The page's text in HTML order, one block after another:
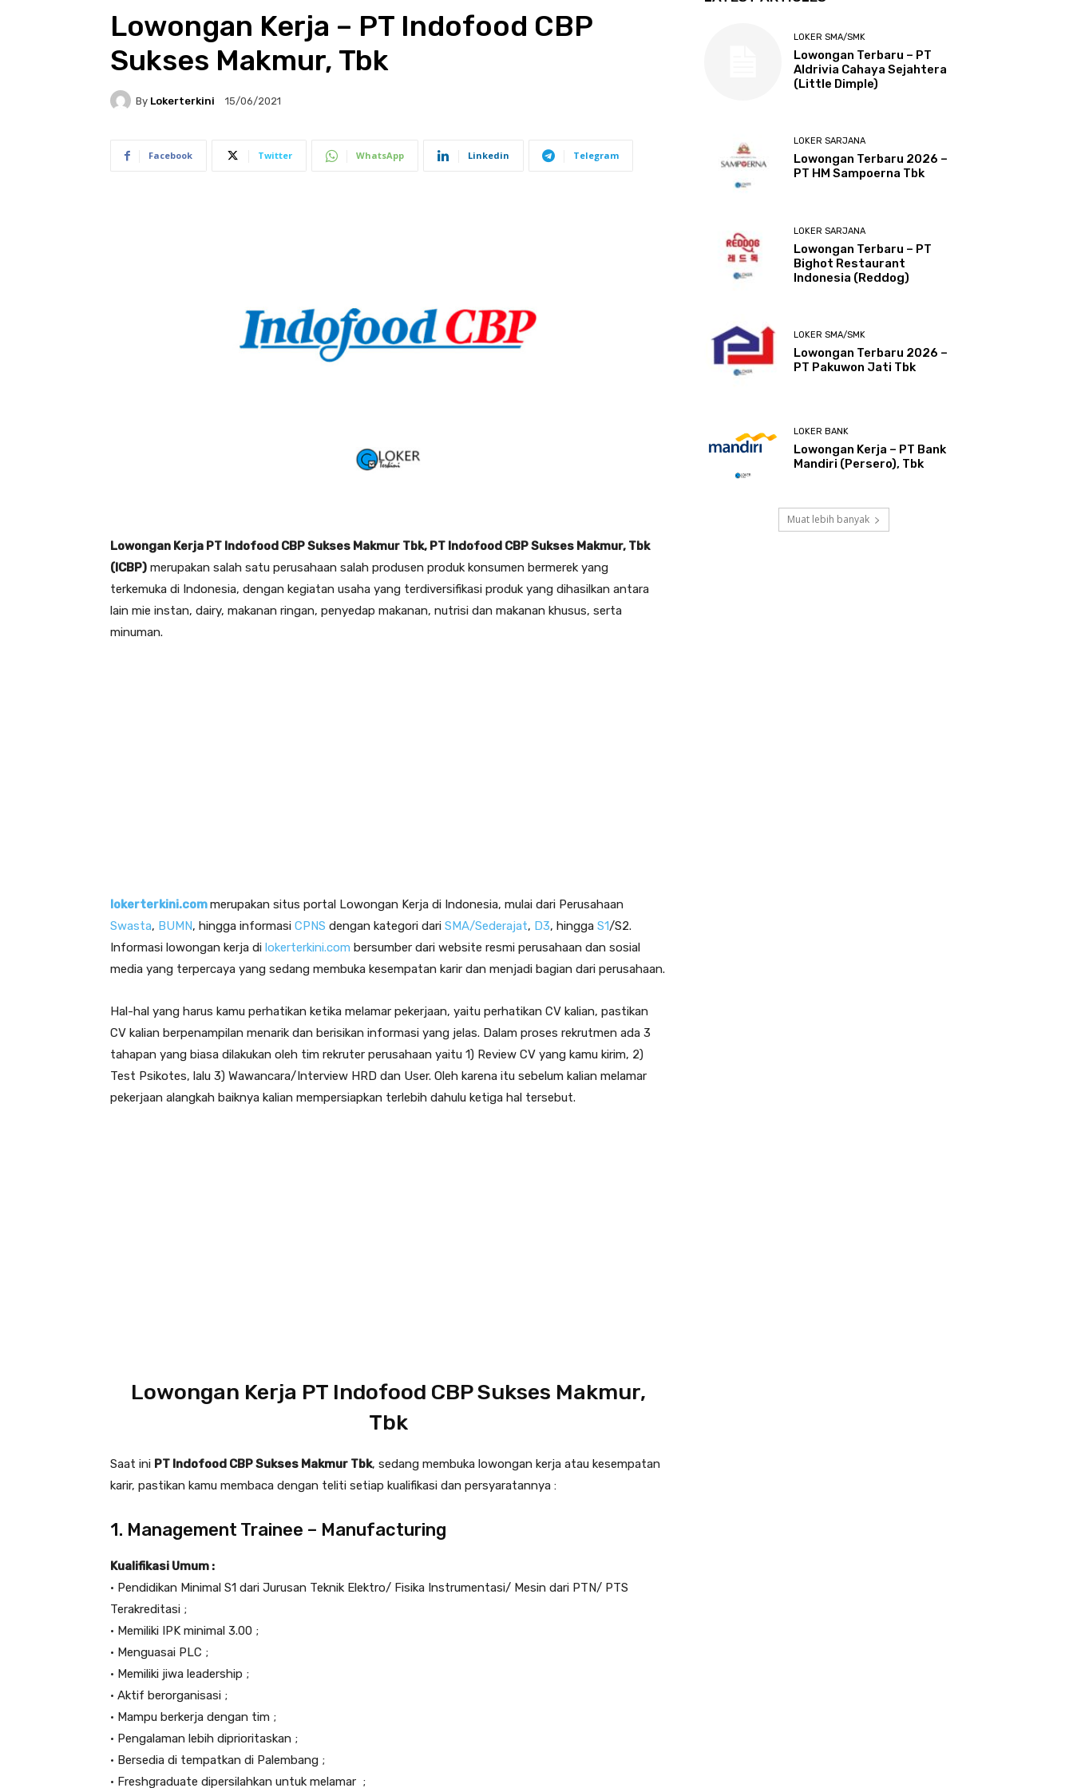
Lowongan Kerja – PT Indofood CBP
Sukses Makmur, Tbk
By Lokerterkini 15/06/2021
Facebook Twitter WhatsApp Linkedin Telegram
Lowongan Kerja PT Indofood CBP Sukses Makmur Tbk, PT Indofood CBP Sukses Makmur, Tbk
(ICBP) merupakan salah satu perusahaan salah produsen produk konsumen bermerek yang
terkemuka di Indonesia, dengan kegiatan usaha yang terdiversifikasi produk yang dihasilkan antara
lain mie instan, dairy, makanan ringan, penyedap makanan, nutrisi dan makanan khusus, serta
minuman.
lokerterkini.commerupakan situs portal Lowongan Kerja di Indonesia, mulai dari Perusahaan
Swasta, BUMN, hingga informasi CPNS dengan kategori dari SMA/Sederajat, D3, hingga S1/S2.
Informasi lowongan kerja di lokerterkini.com bersumber dari website resmi perusahaan dan sosial
media yang terpercaya yang sedang membuka kesempatan karir dan menjadi bagian dari perusahaan.
Hal-hal yang harus kamu perhatikan ketika melamar pekerjaan, yaitu perhatikan CV kalian, pastikan
CV kalian berpenampilan menarik dan berisikan informasi yang jelas. Dalam proses rekrutmen ada 3
tahapan yang biasa dilakukan oleh tim rekruter perusahaan yaitu 1) Review CV yang kamu kirim, 2)
Test Psikotes, lalu 3) Wawancara/Interview HRD dan User. Oleh karena itu sebelum kalian melamar
pekerjaan alangkah baiknya kalian mempersiapkan terlebih dahulu ketiga hal tersebut.
Lowongan Kerja PT Indofood CBP Sukses Makmur,
Tbk
Saat ini PT Indofood CBP Sukses Makmur Tbk, sedang membuka lowongan kerja atau kesempatan
karir, pastikan kamu membaca dengan teliti setiap kualifikasi dan persyaratannya :
1. Management Trainee – Manufacturing
Kualifikasi Umum :
• Pendidikan Minimal S1 dari Jurusan Teknik Elektro/ Fisika Instrumentasi/ Mesin dari PTN/ PTS
Terakreditasi ;
• Memiliki IPK minimal 3.00 ;
• Menguasai PLC ;
• Memiliki jiwa leadership ;
• Aktif berorganisasi ;
• Mampu berkerja dengan tim ;
• Pengalaman lebih diprioritaskan ;
• Bersedia di tempatkan di Palembang ;
• Freshgraduate dipersilahkan untuk melamar ;
LOKER SMA/SMK
Lowongan Terbaru – PT
Aldrivia Cahaya Sejahtera
(Little Dimple)
LOKER SARJANA
Lowongan Terbaru 2026 –
PT HM Sampoerna Tbk
LOKER SARJANA
Lowongan Terbaru – PT
Bighot Restaurant
Indonesia (Reddog)
LOKER SMA/SMK
Lowongan Terbaru 2026 –
PT Pakuwon Jati Tbk
LOKER BANK
Lowongan Kerja – PT Bank
Mandiri (Persero), Tbk
Muat lebih banyak